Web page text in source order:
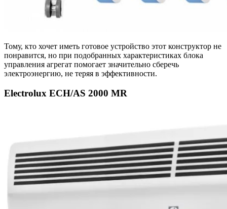
Тому, кто хочет иметь готовое устройство этот конструктор не
понравится, но при подобранных характеристиках блока
управления агрегат помогает значительно сберечь
электроэнергию, не теряя в эффективности.
Electrolux ECH/AS 2000 MR